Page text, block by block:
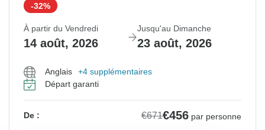
-32%
À partir du Vendredi
14 août, 2026
Jusqu'au Dimanche
23 août, 2026
Anglais
+4 supplémentaires
Départ garanti
De : €671€456 par personne